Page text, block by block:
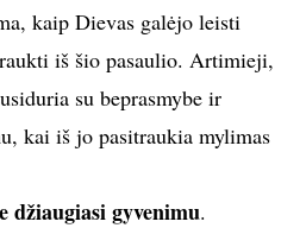
kaip Dievas galėjo leisti
iš šio pasaulio. Artimieji,
su beprasmybe ir
kai iš jo pasitraukia mylimas
džiaugiasi gyvenimu.